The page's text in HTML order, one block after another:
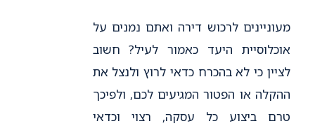
מעוניינים לרכוש דירה ואתם נמנים על
אוכלוסיית היעד כאמור לעיל? חשוב
לציין כי לא בהכרח כדאי לרוץ ולנצל את
ההקלה או הפטור המגיעים לכם, ולפיכך
טרם ביצוע כל עסקה, רצוי וכדאי